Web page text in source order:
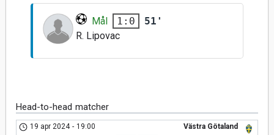
Mål 1:0
51'
R. Lipovac
Head-to-head matcher
Västra Götaland
19 apr 2024 - 19:00